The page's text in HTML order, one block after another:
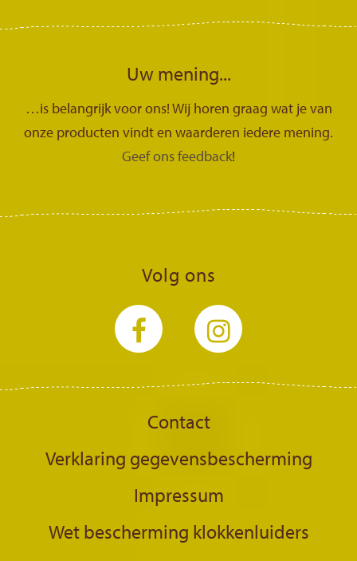
Uw mening...
…is belangrijk voor ons! Wij horen graag wat je van
onze producten vindt en waarderen iedere mening.
Geef ons feedback!
Volg ons
Contact
Verklaring gegevensbescherming
Impressum
Wet bescherming klokkenluiders